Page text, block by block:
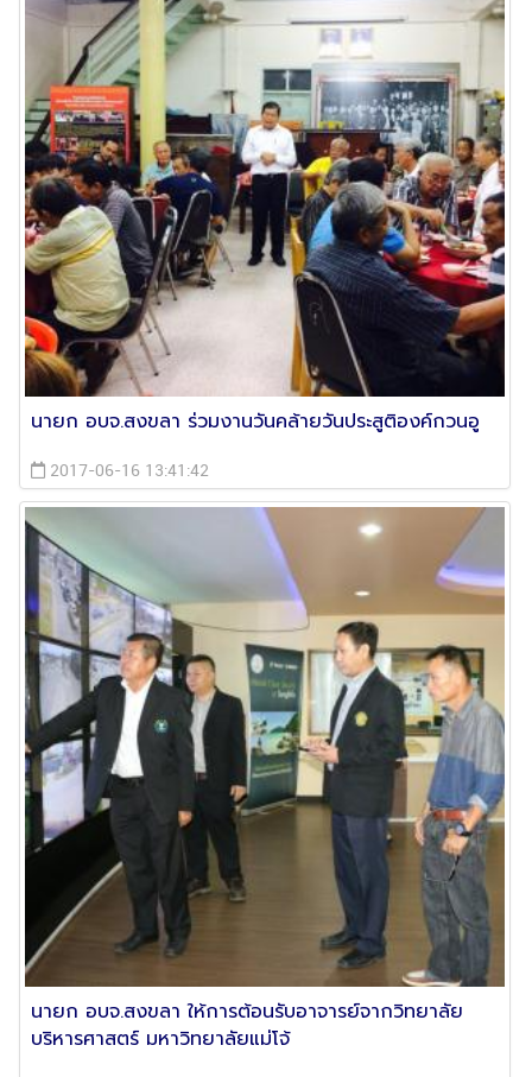
นายก อบจ.สงขลา ร่วมงานวันคล้ายวันประสูติองค์กวนอู
2017-06-16 13:41:42
นายก อบจ.สงขลา ให้การต้อนรับอาจารย์จากวิทยาลัย
บริหารศาสตร์ มหาวิทยาลัยแม่โจ้